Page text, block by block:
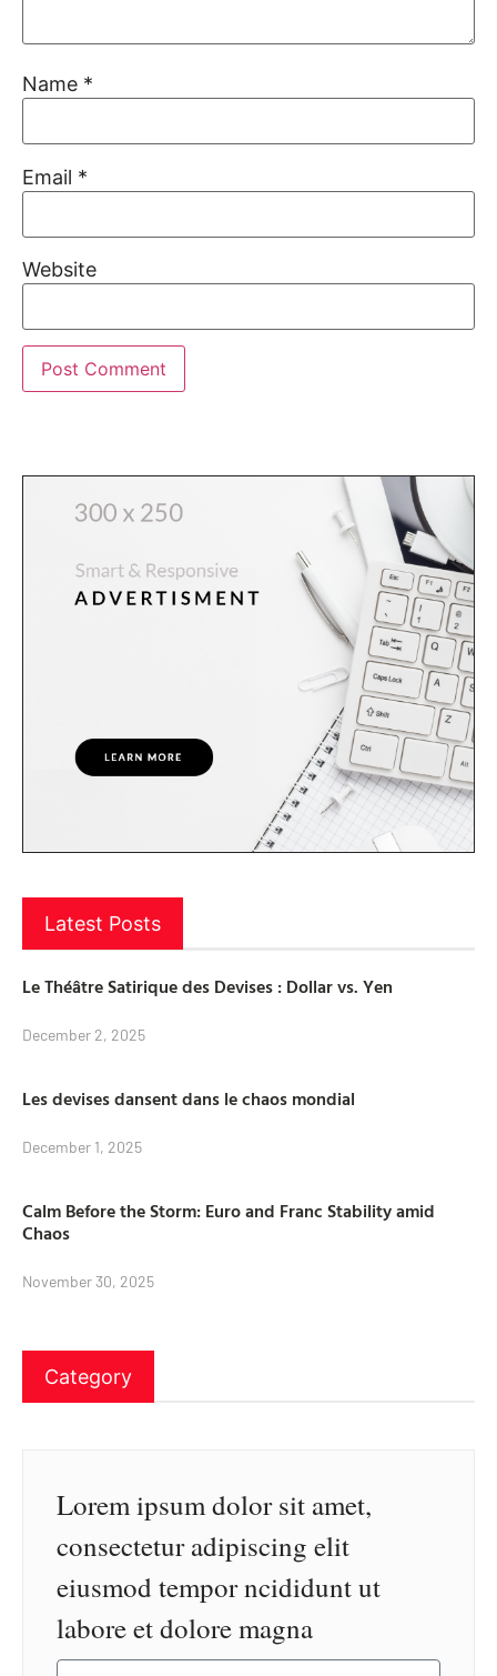
Name *
Email *
Website
Latest Posts
Le Théâtre Satirique des Devises : Dollar vs. Yen
December 2, 2025
Les devises dansent dans le chaos mondial
December 1, 2025
Calm Before the Storm: Euro and Franc Stability amid
Chaos
November 30, 2025
Category
Lorem ipsum dolor sit amet,
consectetur adipiscing elit
eiusmod tempor ncididunt ut
labore et dolore magna